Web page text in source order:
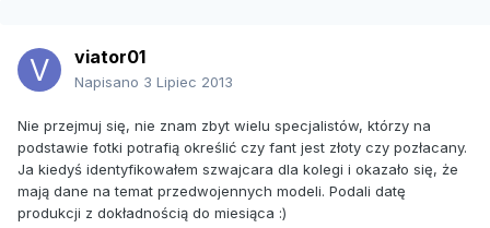
viator01
Napisano 3 Lipiec 2013
Nie przejmuj się, nie znam zbyt wielu specjalistów, którzy na
podstawie fotki potrafią określić czy fant jest złoty czy pozłacany.
Ja kiedyś identyfikowałem szwajcara dla kolegi i okazało się, że
mają dane na temat przedwojennych modeli. Podali datę
produkcji z dokładnością do miesiąca :)